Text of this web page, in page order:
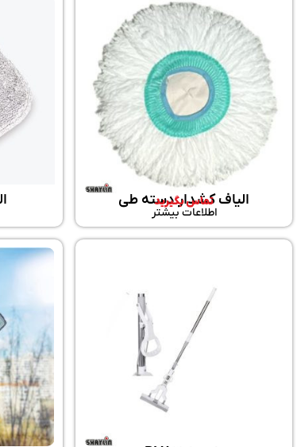
الیاف کشدار دسته طی
تماس بگیرید
اطلاعات بیشتر